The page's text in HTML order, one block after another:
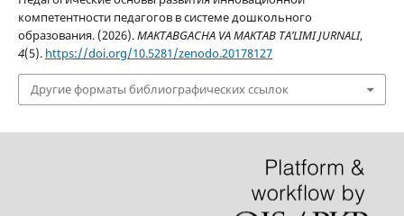
компетентности педагогов в системе дошкольного
образования. (2026).MAKTABGACHA VA MAKTAB TA’LIMI JURNALI,
4(5). https://doi.org/10.5281/zenodo.20178127
Другие форматы библиографических ссылок